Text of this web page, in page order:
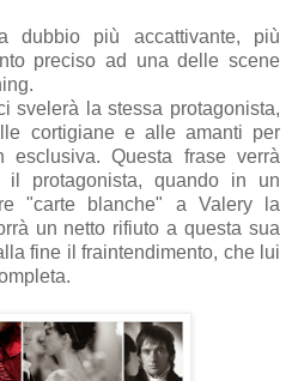
dubbio più accattivante, più
preciso ad una delle scene
svelerà la stessa protagonista,
cortigiane e alle amanti per
Questa frase verrà
il protagonista, quando in un
"carte blanche" a Valery la
un netto rifiuto a questa sua
fine il fraintendimento, che lui